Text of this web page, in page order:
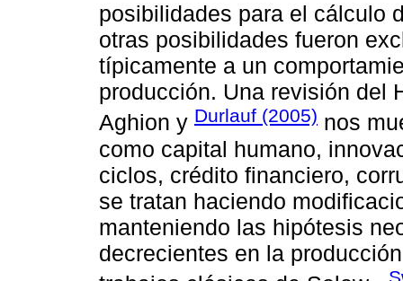
posibilidades para el cálculo
otras posibilidades fueron
típicamente a un
producción. Una revisión del
Aghion y Durlauf (2005) nos
como capital humano,
ciclos, crédito financiero,
se tratan haciendo
manteniendo las hipótesis
decrecientes en la